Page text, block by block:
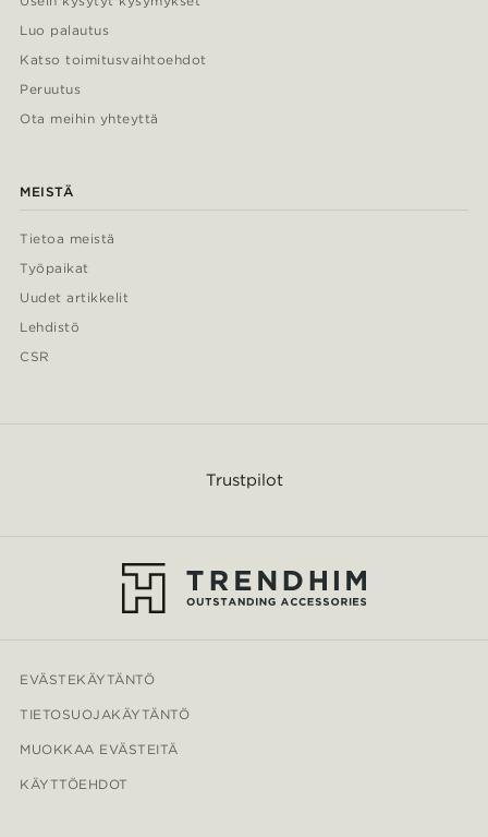
Luo palautus
Katso toimitusvaihtoehdot
Peruutus
Ota meihin yhteyttä
MEISTÄ
Tietoa meistä
Työpaikat
Uudet artikkelit
Lehdistö
CSR
Trustpilot
EVÄSTEKÄYTÄNTÖ
TIETOSUOJAKÄYTÄNTÖ
MUOKKAA EVÄSTEITÄ
KÄYTTÖEHDOT